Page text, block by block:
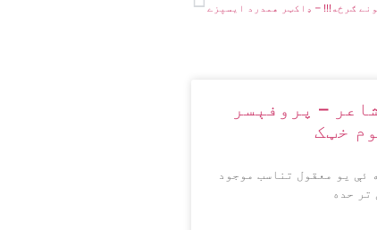
ګرځه!!! – ډاکټر همدرد ایسپزے
– پروفېسر
خټک
ئې يو معقول تناسب موجود
تر حده